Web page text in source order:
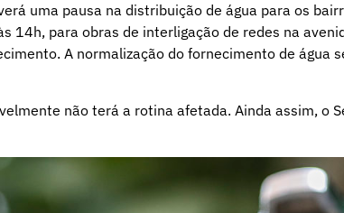
uma pausa na distribuição de água para os
14h, para obras de interligação de redes na
A normalização do fornecimento de água
não terá a rotina afetada. Ainda assim, o